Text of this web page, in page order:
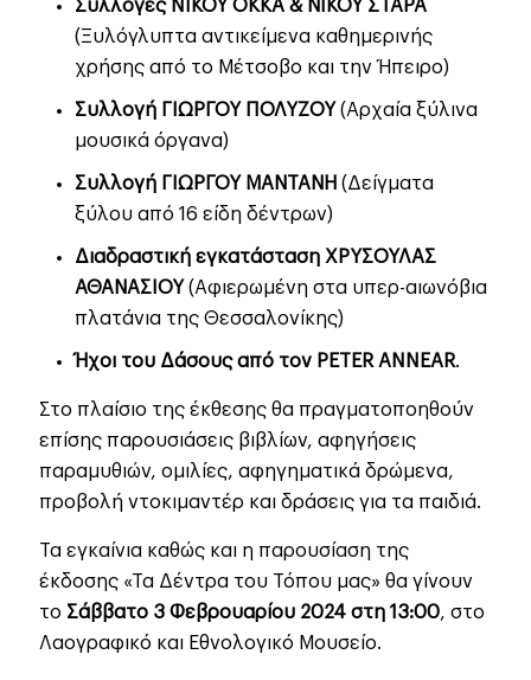
Συλλογές NIKOY OΚΚΑ & ΝΙΚΟΥ ΣΤΑΡΑ
(Ξυλόγλυπτα αντικείμενα καθημερινής
χρήσης από το Μέτσοβο και την Ήπειρο)
Συλλογή ΓΙΩΡΓΟΥ ΠΟΛΥΖΟΥ (Αρχαία ξύλινα
μουσικά όργανα)
Συλλογή ΓΙΩΡΓΟΥ ΜΑΝΤΑΝΗ (Δείγματα
ξύλου από 16 είδη δέντρων)
Διαδραστική εγκατάσταση ΧΡΥΣΟΥΛΑΣ
ΑΘΑΝΑΣΙΟΥ (Αφιερωμένη στα υπερ-αιωνόβια
πλατάνια της Θεσσαλονίκης)
Ήχοι του Δάσους από τον PETER ANNEAR.
Στο πλαίσιο της έκθεσης θα πραγματοποηθούν
επίσης παρουσιάσεις βιβλίων, αφηγήσεις
παραμυθιών, ομιλίες, αφηγηματικά δρώμενα,
προβολή ντοκιμαντέρ και δράσεις για τα παιδιά.
Τα εγκαίνια καθώς και η παρουσίαση της
έκδοσης «Τα Δέντρα του Τόπου μας» θα γίνουν
το Σάββατο 3 Φεβρουαρίου 2024 στη 13:00, στο
Λαογραφικό και Εθνολογικό Μουσείο.